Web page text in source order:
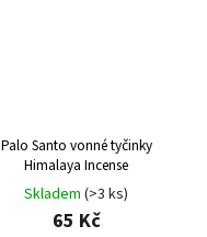
Palo Santo vonné tyčinky
Himalaya Incense
Skladem (>3 ks)
65 Kč